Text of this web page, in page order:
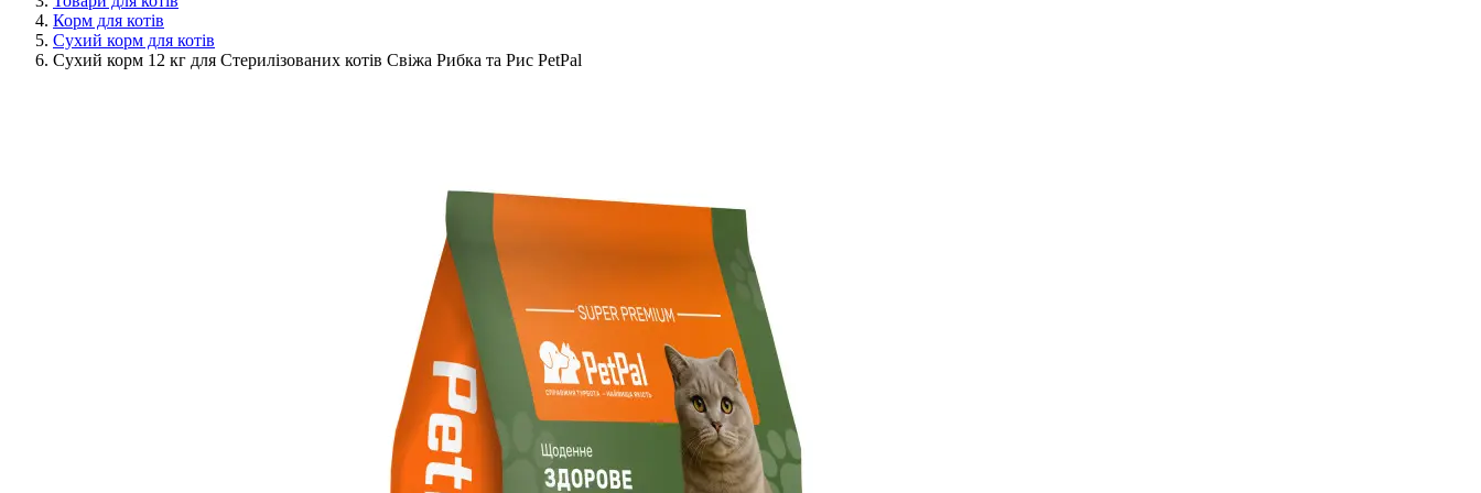
Корм для котів
Сухий корм для котів
Сухий корм 12 кг для Стерилізованих котів Свіжа Рибка та Рис PetPal